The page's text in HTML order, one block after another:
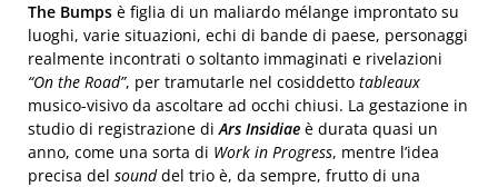
The Bumps è figlia di un maliardo mélange improntato su
luoghi, varie situazioni, echi di bande di paese, personaggi
realmente incontrati o soltanto immaginati e rivelazioni
“On the Road”, per tramutarle nel cosiddetto tableaux
musico-visivo da ascoltare ad occhi chiusi. La gestazione in
studio di registrazione diArs Insidiae è durata quasi un
anno, come una sorta di Work in Progress, mentre l’idea
precisa del sounddel trio è, da sempre, frutto di una